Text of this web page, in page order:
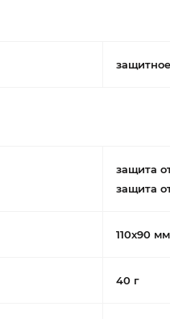
защита
защита
110x90 мм
40 г